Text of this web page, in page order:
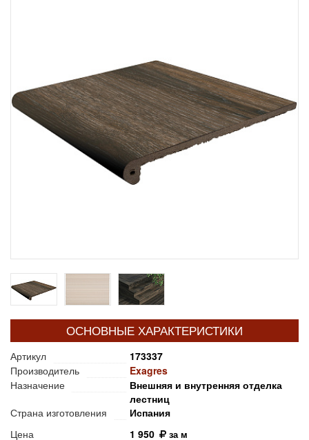
ОСНОВНЫЕ ХАРАКТЕРИСТИКИ
Артикул
173337
Производитель
Exagres
Назначение
Внешняя и внутренняя отделка
лестниц
Страна изготовления
Испания
Цена
1 950 за м